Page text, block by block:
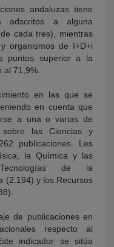
andaluzas tiene
adscritos a alguna
cada tres), mientras
organismos de I+D+i
puntos superior a la
al 71,9%.
en las que se
en cuenta que
a una o varias de
las Ciencias y
publicaciones. Les
la Química y las
de la
(2.194) y los Recursos
de publicaciones en
respecto al
indicador se sitúa